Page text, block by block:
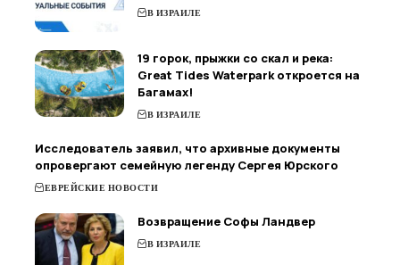
В ИЗРАИЛЕ
19 горок, прыжки со скал и река:
Great Tides Waterpark откроется на
Багамах!
В ИЗРАИЛЕ
Исследователь заявил, что архивные документы
опровергают семейную легенду Сергея Юрского
ЕВРЕЙСКИЕ НОВОСТИ
Возвращение Софы Ландвер
В ИЗРАИЛЕ